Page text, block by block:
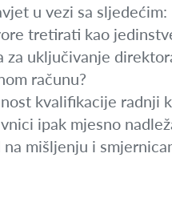
u vezi sa sljedećim:
tretirati kao
za uključivanje
računu?
kvalifikacije radnji
ipak mjesno
mišljenju i